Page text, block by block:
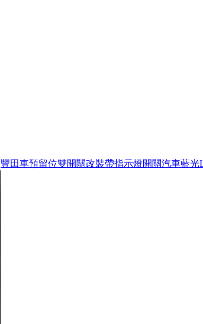
豐田車預留位雙開關改裝帶指示燈開關汽車藍光